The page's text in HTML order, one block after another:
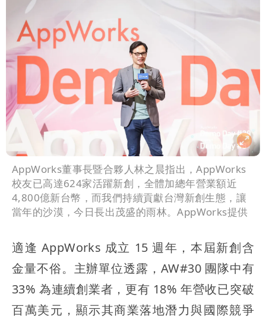
AppWorks董事長暨合夥人林之晨指出，AppWorks
校友已高達624家活躍新創，全體加總年營業額近
4,800億新台幣，而我們持續貢獻台灣新創生態，讓
當年的沙漠，今日長出茂盛的雨林。AppWorks提供
適逢 AppWorks 成立 15 週年，本屆新創含
金量不俗。主辦單位透露，AW#30 團隊中有
33% 為連續創業者，更有 18% 年營收已突破
百萬美元，顯示其商業落地潛力與國際競爭